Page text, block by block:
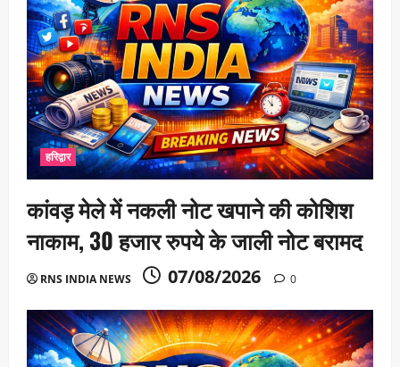
हरिद्वार
कांवड़ मेले में नकली नोट खपाने की कोशिश
नाकाम, 30 हजार रुपये के जाली नोट बरामद
RNS INDIA NEWS 07/08/2026 0